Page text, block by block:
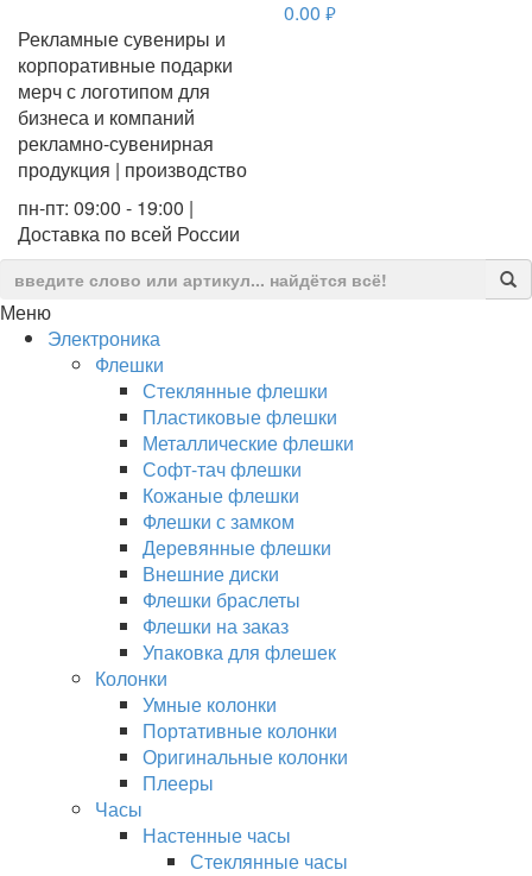
Рекламные сувениры и
корпоративные подарки
мерч с логотипом для
бизнеса и компаний
рекламно-сувенирная
продукция | производство
пн-пт: 09:00 - 19:00 |
Доставка по всей России
0.00 руб.
Меню
Электроника
Флешки
Стеклянные флешки
Пластиковые флешки
Металлические флешки
Софт-тач флешки
Кожаные флешки
Флешки с замком
Деревянные флешки
Внешние диски
Флешки браслеты
Флешки на заказ
Упаковка для флешек
Колонки
Умные колонки
Портативные колонки
Оригинальные колонки
Плееры
Часы
Настенные часы
Стеклянные часы